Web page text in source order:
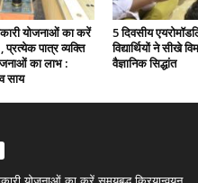
योजनाओं का करें
प्रत्येक पात्र व्यक्ति
का लाभ :
साय
5 दिवसीय
विद्यार्थियों ने सीखे
वैज्ञानिक सिद्धांत